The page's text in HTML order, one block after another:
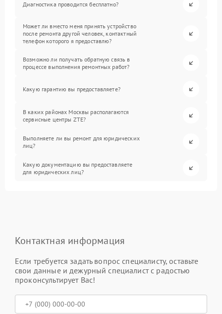
Диагностика проводится бесплатно?
Может ли вместо меня принять устройство
после ремонта другой человек, контактный
телефон которого я предоставлю?
Возможно ли получать обратную связь в
процессе выполнения ремонтных работ?
Какую гарантию вы предоставляете?
В каких районах Москвы располагаются
сервисные центры ZTE?
Выполняете ли вы ремонт для юридических
лиц?
Какую документацию вы предоставляете
для юридических лиц?
Контактная информация
Если требуется задать вопрос специалисту, оставьте
свои данные и дежурный специалист с радостью
проконсультирует Вас!